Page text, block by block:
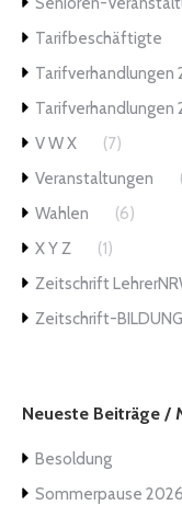
Tarifbeschäftigte
Tarifverhandlungen
Tarifverhandlungen
V W X
(7)
Veranstaltungen
Wahlen
(6)
X Y Z
(1)
Zeitschrift
Zeitschrift-BILDUNG
Neueste Beiträge /
Besoldung
Sommerpause